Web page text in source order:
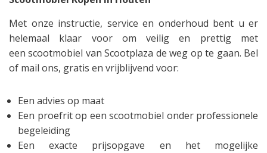
Met onze instructie, service en onderhoud bent u er
helemaal klaar voor om veilig en prettig met
een scootmobiel van Scootplaza de weg op te gaan. Bel
of mail ons, gratis en vrijblijvend voor:
Een advies op maat
Een proefrit op een scootmobiel onder professionele
begeleiding
Een exacte prijsopgave en het mogelijke